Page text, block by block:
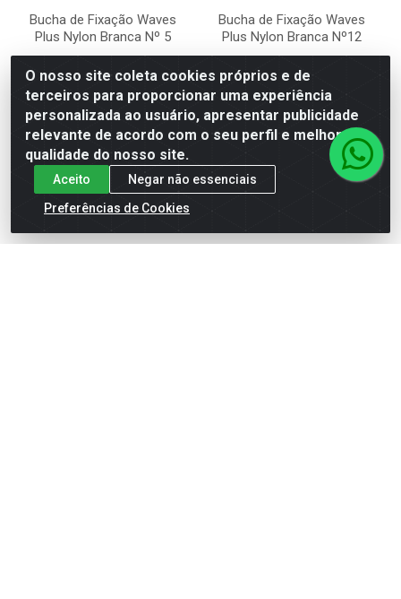
Bucha de Fixação Waves
Plus Nylon Branca Nº 5
Código: 54659
Embalagem: PACOTE
Bucha de Fixação Waves
Plus Nylon Branca Nº12
Código: 54658
Embalagem: PACOTE
VER PREÇO
O nosso site coleta cookies próprios e de
terceiros para proporcionar uma experiência
personalizada ao usuário, apresentar publicidade
relevante de acordo com o seu perfil e melhorar a
qualidade do nosso site.
Aceito
Negar não essenciais
Preferências de Cookies